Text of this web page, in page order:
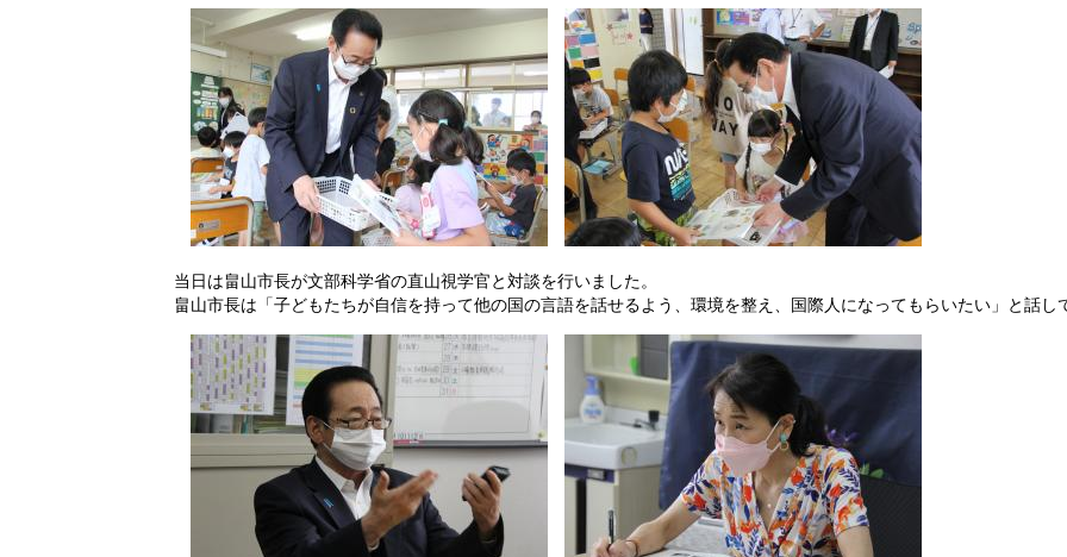
当日は畠山市長が文部科学省の直山視学官と対談を行いました。
畠山市長は「子どもたちが自信を持って他の国の言語を話せるよう、環境を整え、国際人になってもらいたい」と話し